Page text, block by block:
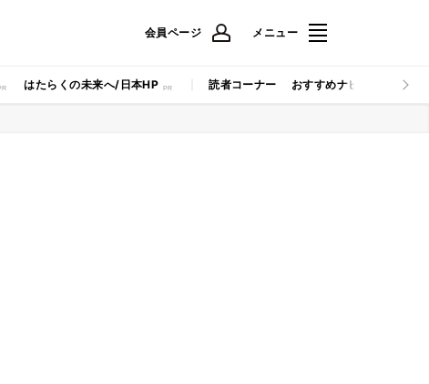
会員ページ メニュー
はたらくの未来へ/日本HP 読者コーナー おすすめナビ マイナビ